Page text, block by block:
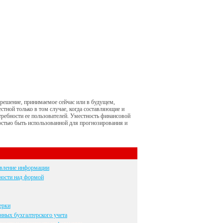
принимаемое сейчас или в будущем,
только в том случае, когда составляющие и
ее пользователей. Уместность финансовой
быть использованной для прогнозирования и
информации
над формой
бухгалтерского учета